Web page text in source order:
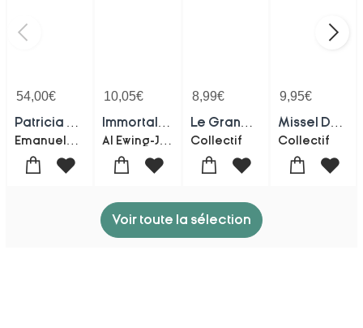
54,00€ 10,05€ 8,99€
Collectif
9,95€
Collectif
Voir toute la sélection